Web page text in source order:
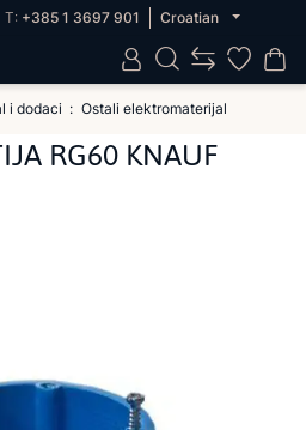
T: +385 1 3697 901 Croatian
i dodaci Ostali elektromaterijal
RG60 KNAUF